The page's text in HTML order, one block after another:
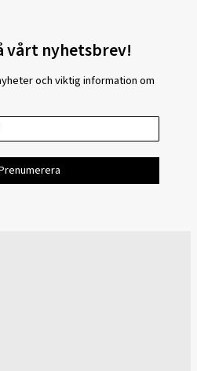
vårt nyhetsbrev!
och viktig information om